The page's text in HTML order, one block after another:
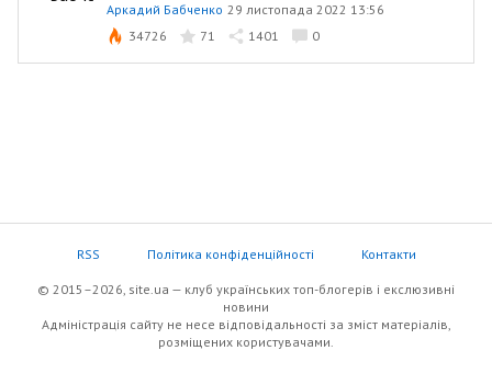
Аркадий Бабченко 29 листопада 2022 13:56
34726
71 1401 0
RSS Політика конфіденційності Контакти
© 2015–2026, site.ua — клуб українських топ-блогерів i екслюзивнi
новини
Адміністрація сайту не несе відповідальності за зміст матеріалів,
розміщених користувачами.